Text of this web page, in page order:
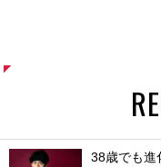
38歳でも進